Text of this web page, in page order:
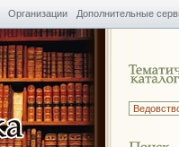
Организации Дополнительные